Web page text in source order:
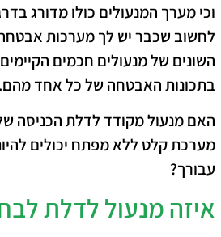
לחשוב שכבר יש לך מערכות אבטחה,
השונים של מנעולים חכמים
בתכונות האבטחה של כל אחד מהם.
האם מנעול מקודד לדלת הכניסה
מערכת קלט ללא מפתח יכולים
עבורך?
איזה מנעול לדלת